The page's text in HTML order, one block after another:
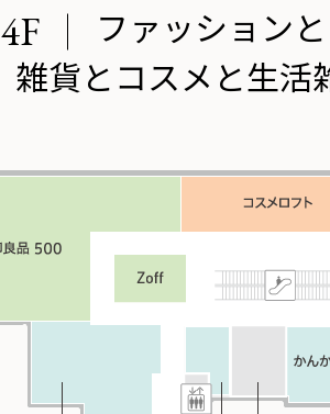
4F
ファッション
雑貨とコスメと生活